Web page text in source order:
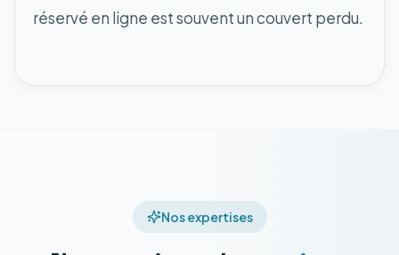
réservé en ligne est souvent un couvert perdu.
Nos expertises